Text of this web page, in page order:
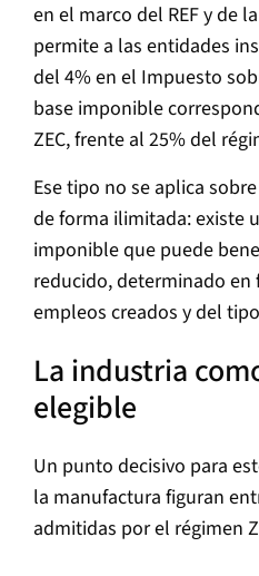
en el marco del REF y de
permite a las entidades
del 4% en el Impuesto
base imponible
ZEC, frente al 25% del
Ese tipo no se aplica
de forma ilimitada: existe
imponible que puede
reducido, determinado
empleos creados y del
La industria
elegible
Un punto decisivo para
la manufactura figuran
admitidas por el régimen